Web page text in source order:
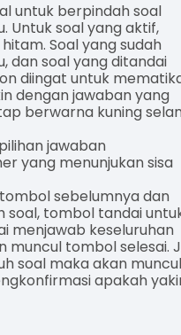
untuk berpindah soal
Untuk soal yang aktif,
Soal yang sudah
dan soal yang ditandai
diingat untuk
dengan jawaban yang
berwarna kuning
jawaban
yang menunjukan sisa
sebelumnya dan
soal, tombol tandai
menjawab keseluruhan
muncul tombol selesai.
soal maka akan muncul
apakah